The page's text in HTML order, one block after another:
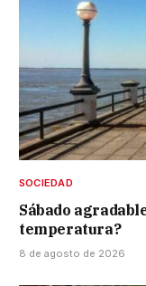
SOCIEDAD
Sábado
temperatura?
8 de agosto de 2026